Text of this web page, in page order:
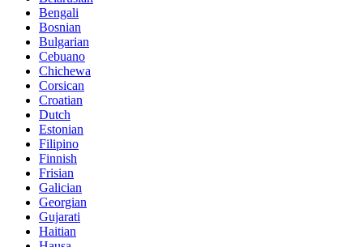
Bengali
Bosnian
Bulgarian
Cebuano
Chichewa
Corsican
Croatian
Dutch
Estonian
Filipino
Finnish
Frisian
Galician
Georgian
Gujarati
Haitian